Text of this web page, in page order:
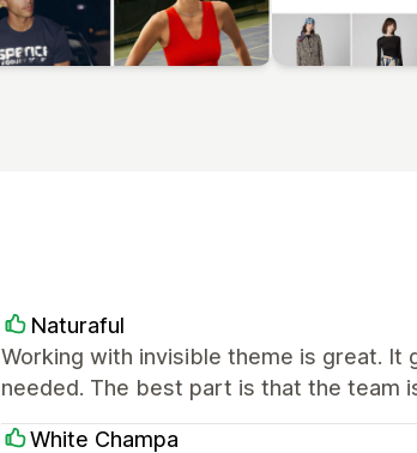
Naturaful
Working with invisible theme is great.
needed. The best part is that the team
White Champa